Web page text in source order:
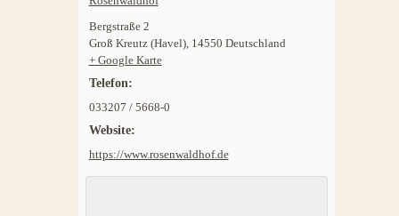
Bergstraße 2
Groß Kreutz (Havel), 14550 Deutschland
+ Google Karte
Telefon:
033207 / 5668-0
Website:
https://www.rosenwaldhof.de